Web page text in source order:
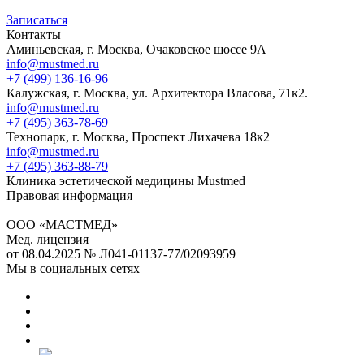
Записаться
Контакты
Аминьевская, г. Москва, Очаковское шоссе 9А
info@mustmed.ru
+7 (499) 136-16-96
Калужская, г. Москва, ул. Архитектора Власова, 71к2.
info@mustmed.ru
+7 (495) 363-78-69
Технопарк, г. Москва, Проспект Лихачева 18к2
info@mustmed.ru
+7 (495) 363-88-79
Клиника эстетической медицины Mustmed
Правовая информация
ООО «МАСТМЕД»
Мед. лицензия
от 08.04.2025 № Л041-01137-77/02093959
Мы в социальных сетях